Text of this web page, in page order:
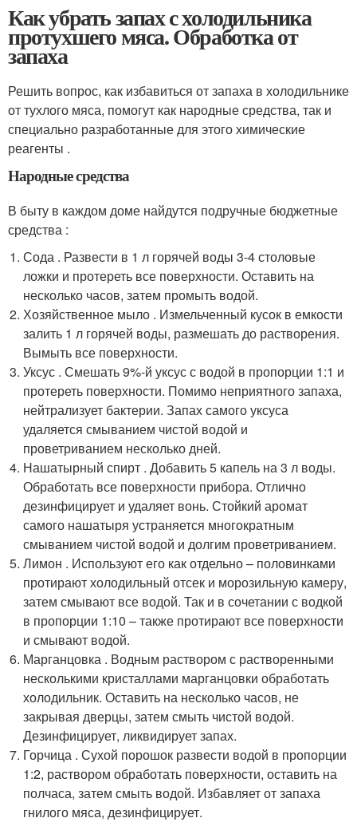
Как убрать запах с холодильника
протухшего мяса. Обработка от
запаха
Решить вопрос, как избавиться от запаха в холодильнике
от тухлого мяса, помогут как народные средства, так и
специально разработанные для этого химические
реагенты .
Народные средства
В быту в каждом доме найдутся подручные бюджетные
средства :
Сода . Развести в 1 л горячей воды 3-4 столовые
ложки и протереть все поверхности. Оставить на
несколько часов, затем промыть водой.
Хозяйственное мыло . Измельченный кусок в емкости
залить 1 л горячей воды, размешать до растворения.
Вымыть все поверхности.
Уксус . Смешать 9%-й уксус с водой в пропорции 1:1 и
протереть поверхности. Помимо неприятного запаха,
нейтрализует бактерии. Запах самого уксуса
удаляется смыванием чистой водой и
проветриванием несколько дней.
Нашатырный спирт . Добавить 5 капель на 3 л воды.
Обработать все поверхности прибора. Отлично
дезинфицирует и удаляет вонь. Стойкий аромат
самого нашатыря устраняется многократным
смыванием чистой водой и долгим проветриванием.
Лимон . Используют его как отдельно – половинками
протирают холодильный отсек и морозильную камеру,
затем смывают все водой. Так и в сочетании с водкой
в пропорции 1:10 – также протирают все поверхности
и смывают водой.
Марганцовка . Водным раствором с растворенными
несколькими кристаллами марганцовки обработать
холодильник. Оставить на несколько часов, не
закрывая дверцы, затем смыть чистой водой.
Дезинфицирует, ликвидирует запах.
Горчица . Сухой порошок развести водой в пропорции
1:2, раствором обработать поверхности, оставить на
полчаса, затем смыть водой. Избавляет от запаха
гнилого мяса, дезинфицирует.